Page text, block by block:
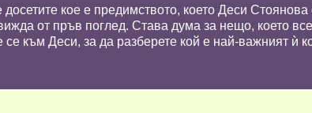
кое е предимството, което Деси
от пръв поглед. Става дума за нещо, което
се към Деси, за да разберете кой е най-важният ѝ